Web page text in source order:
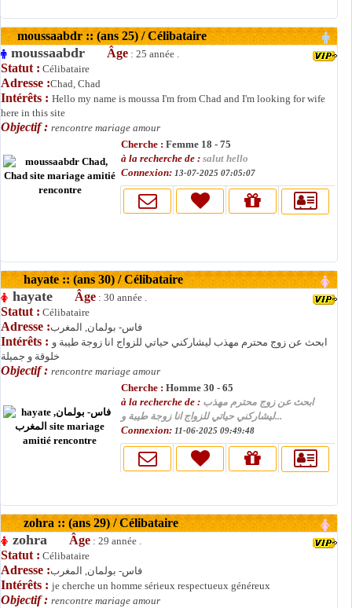
moussaabdr :: (ans 25) / Célibataire
moussaabdr Âge : 25 année .
Statut : Célibataire
Adresse :Chad, Chad
Intérêts : Hello my name is moussa I'm from Chad and I'm looking for wife
here in this site
Objectif : rencontre mariage amour
Cherche : Femme 18 - 75
à la recherche de : salut hello
Connexion: 13-07-2025 07:05:07
hayate :: (ans 30) / Célibataire
hayate Âge : 30 année .
Statut : Célibataire
Adresse :فاس- بولمان, المغرب
Intérêts : ابحث عن زوج محترم مهذب ليشاركني حياتي للزواج انا زوجة طيبة و
خلوقة و جميلة
Objectif : rencontre mariage amour
Cherche : Homme 30 - 65
à la recherche de : ابحث عن زوج محترم مهذب
ليشاركني حياتي للزواج انا زوجة طيبة و...
Connexion: 11-06-2025 09:49:48
zohra :: (ans 29) / Célibataire
zohra Âge : 29 année .
Statut : Célibataire
Adresse :فاس- بولمان, المغرب
Intérêts : je cherche un homme sérieux respectueux généreux
Objectif : rencontre mariage amour